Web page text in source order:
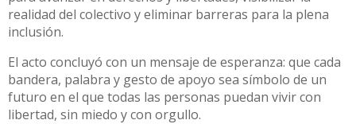
realidad del colectivo y eliminar barreras para la plena
inclusión.
El acto concluyó con un mensaje de esperanza: que cada
bandera, palabra y gesto de apoyo sea símbolo de un
futuro en el que todas las personas puedan vivir con
libertad, sin miedo y con orgullo.